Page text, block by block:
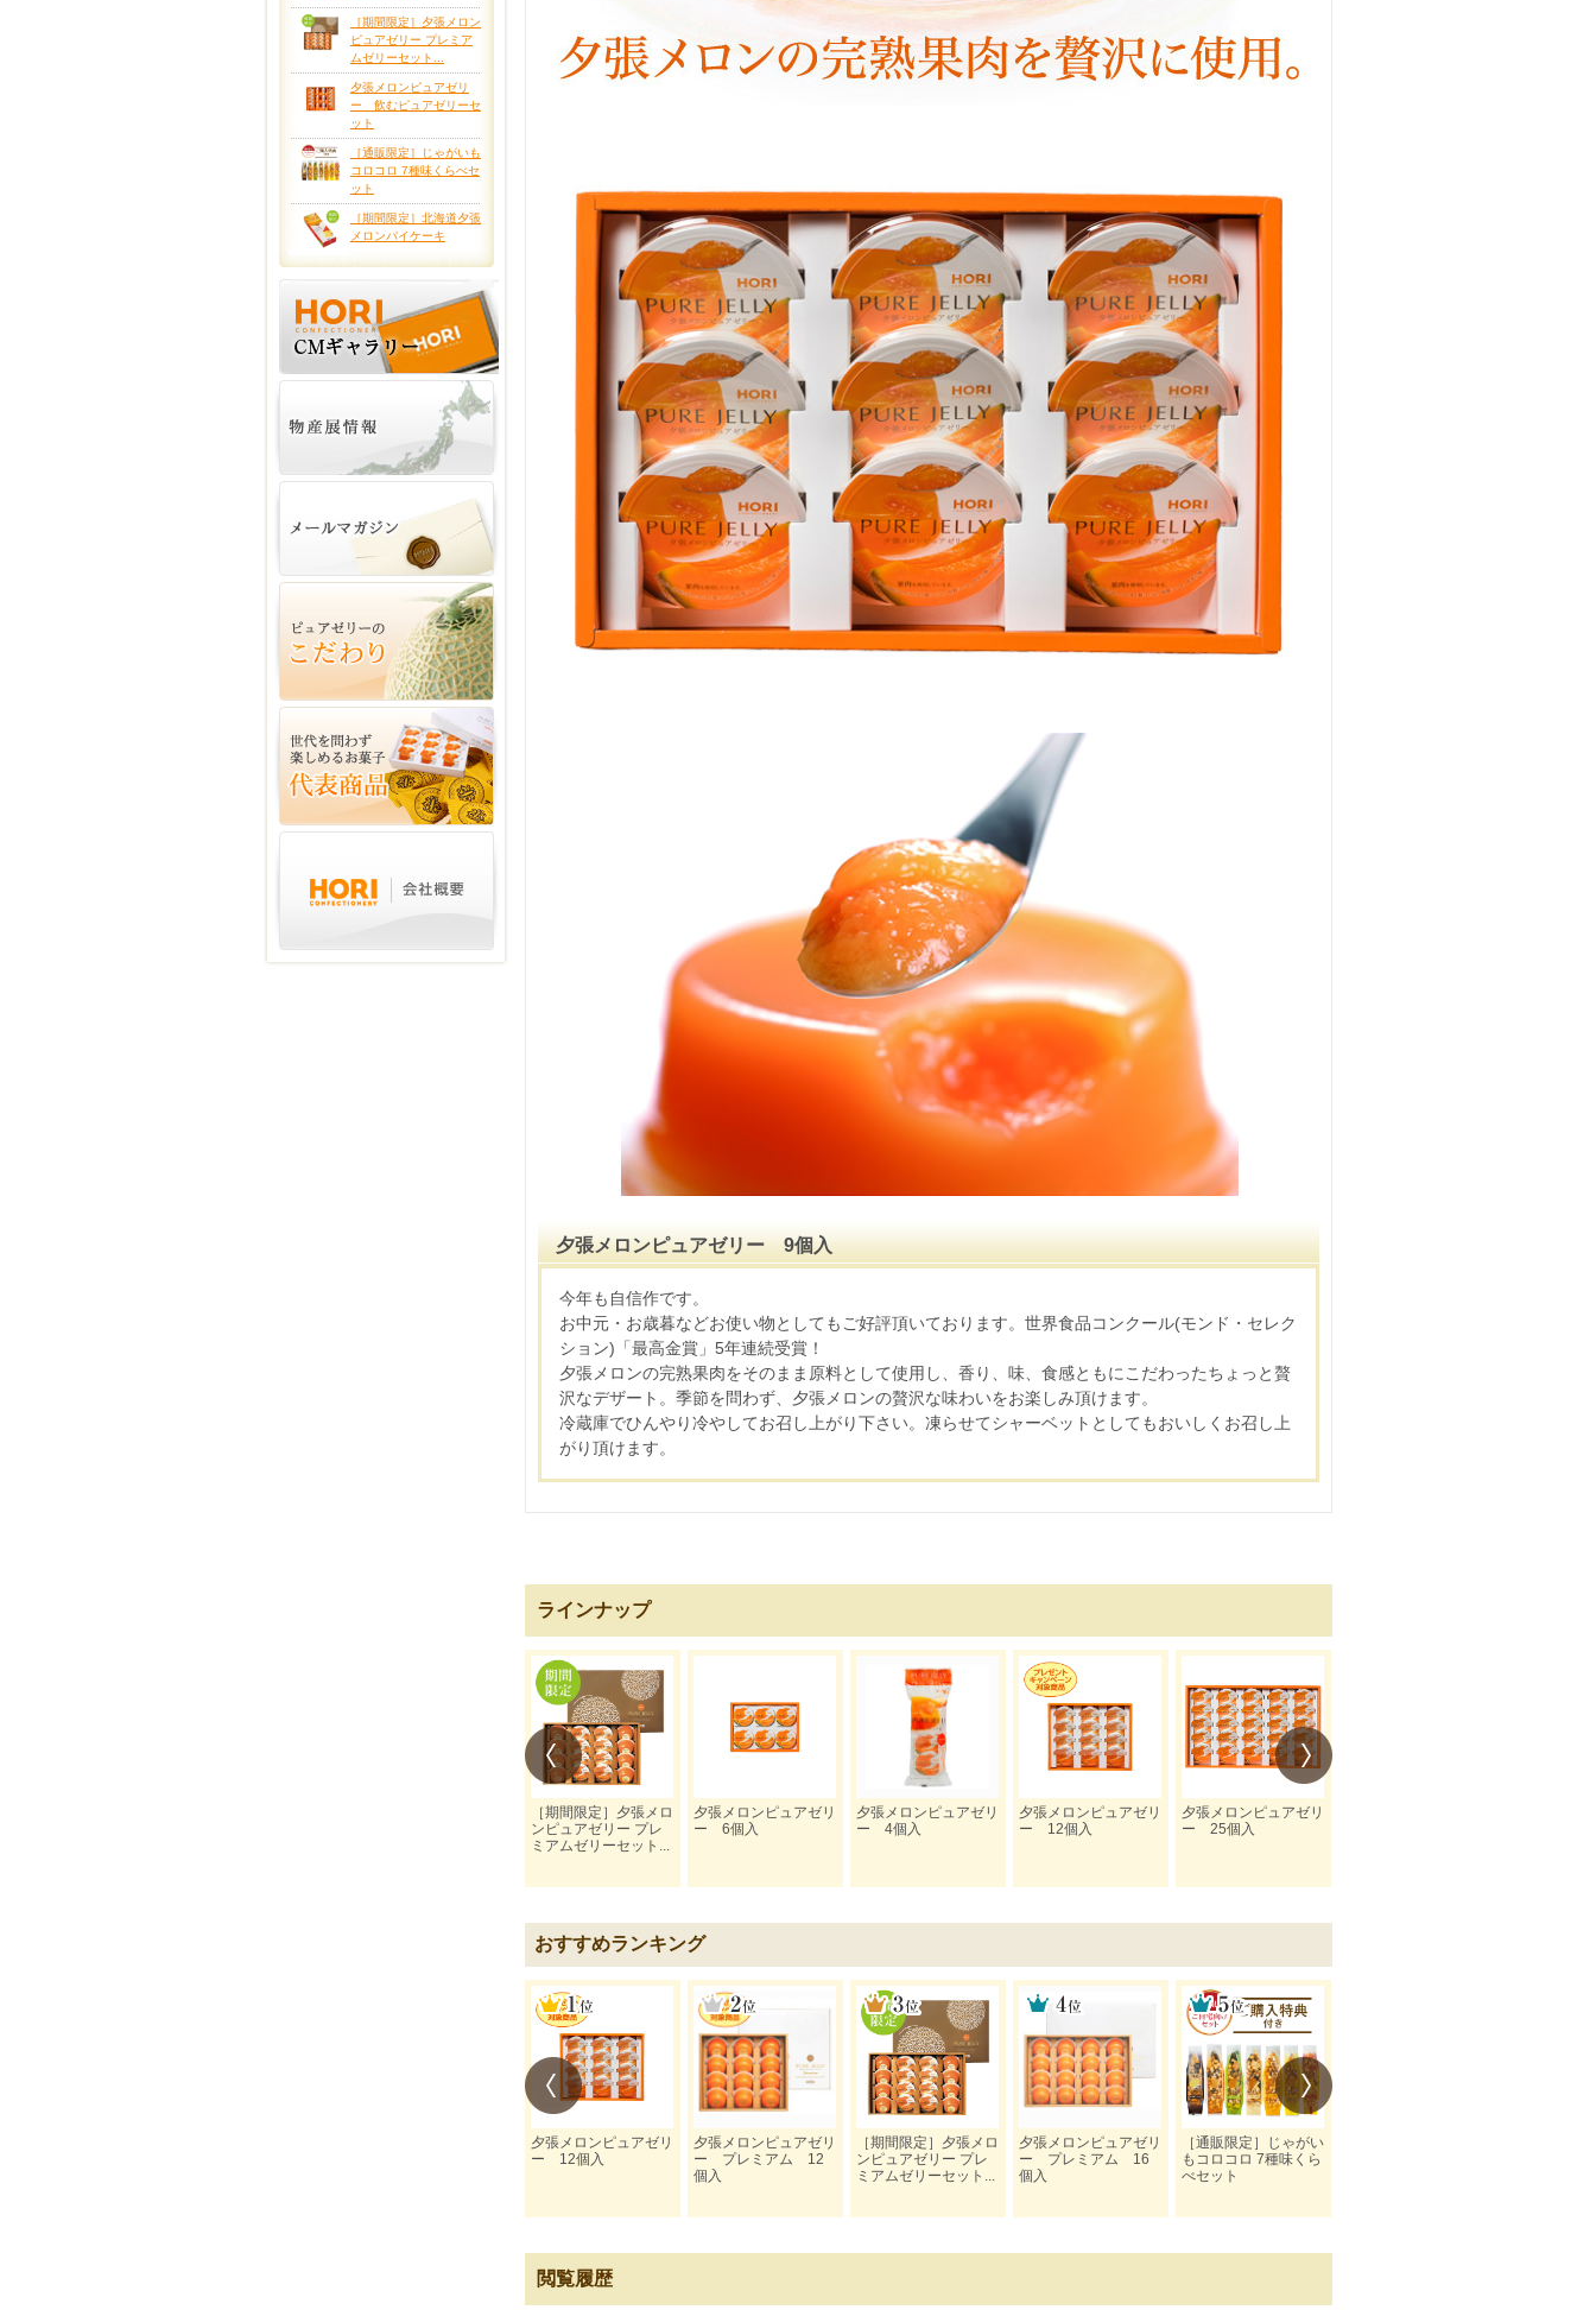
［期間限定］夕張メロン
ピュアゼリー プレミア
ムゼリーセット...
夕張メロンピュアゼリ
ー 飲むピュアゼリーセ
ット
［通販限定］じゃがいも
コロコロ 7種味くらべセ
ット
［期間限定］北海道夕張
メロンパイケーキ
夕張メロンピュアゼリー 9個入
今年も自信作です。
お中元・お歳暮などお使い物としてもご好評頂いております。世界食品コンクール(モンド・セレク
ション)「最高金賞」5年連続受賞！
夕張メロンの完熟果肉をそのまま原料として使用し、香り、味、食感ともにこだわったちょっと贅
沢なデザート。季節を問わず、夕張メロンの贅沢な味わいをお楽しみ頂けます。
冷蔵庫でひんやり冷やしてお召し上がり下さい。凍らせてシャーベットとしてもおいしくお召し上
がり頂けます。
ラインナップ
［期間限定］夕張メロ
ンピュアゼリー プレ
ミアムゼリーセット...
夕張メロンピュアゼリ
ー 6個入
夕張メロンピュアゼリ
ー 4個入
夕張メロンピュアゼリ
ー 12個入
夕張メロンピュアゼリ
ー 25個入
おすすめランキング
夕張メロンピュアゼリ
ー 12個入
夕張メロンピュアゼリ
ー プレミアム 12
個入
［期間限定］夕張メロ
ンピュアゼリー プレ
ミアムゼリーセット...
夕張メロンピュアゼリ
ー プレミアム 16
個入
［通販限定］じゃがい
もコロコロ 7種味くら
べセット
閲覧履歴